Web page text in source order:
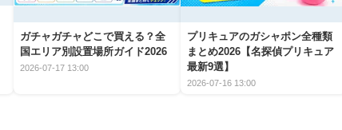
ガチャガチャどこで買える？全
国エリア別設置場所ガイド2026
2026-07-17 13:00
プリキュアのガシャポン全種類
まとめ2026【名探偵プリキュア
最新9選】
2026-07-16 13:00